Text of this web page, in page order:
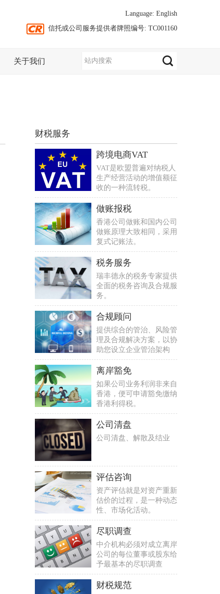
Language: English
信托或公司服务提供者牌照编号: TC001160
关于我们
财税服务
跨境电商VAT
VAT是欧盟普遍对纳税人
生产经营活动的增值额征
收的一种流转税。
做账报税
香港公司做账和国内公司
做账原理大致相同，采用
复式记账法。
税务服务
瑞丰德永的税务专家提供
全面的税务咨询及合规服
务。
合规顾问
提供综合的管治、风险管
理及合规解决方案，以协
助您设立企业管治架构
离岸豁免
如果公司业务利润非来自
香港，便可申请豁免缴纳
香港利得税。
公司清盘
公司清盘、解散及结业
评估咨询
资产评估就是对资产重新
估价的过程，是一种动态
性、市场化活动。
尽职调查
中介机构必须对成立离岸
公司的每位董事或股东给
予最基本的尽职调查
财税规范